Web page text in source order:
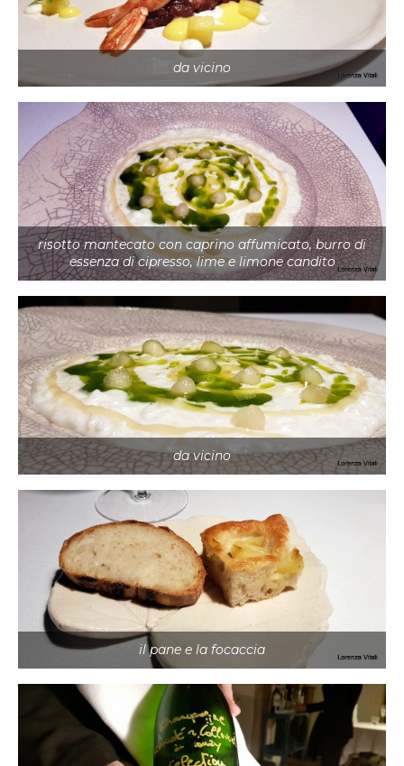
da vicino
risotto mantecato con caprino affumicato, burro di
essenza di cipresso, lime e limone candito
da vicino
il pane e la focaccia